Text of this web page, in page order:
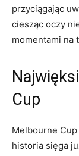
przyciągając
ciesząc ⁣oczy
momentami na
⁢Cup
Melbourne
historia sięga